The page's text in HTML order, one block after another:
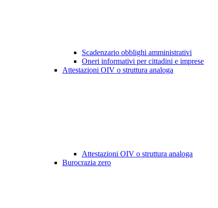
Scadenzario obblighi amministrativi
Oneri informativi per cittadini e imprese
Attestazioni OIV o struttura analoga
Attestazioni OIV o struttura analoga
Burocrazia zero